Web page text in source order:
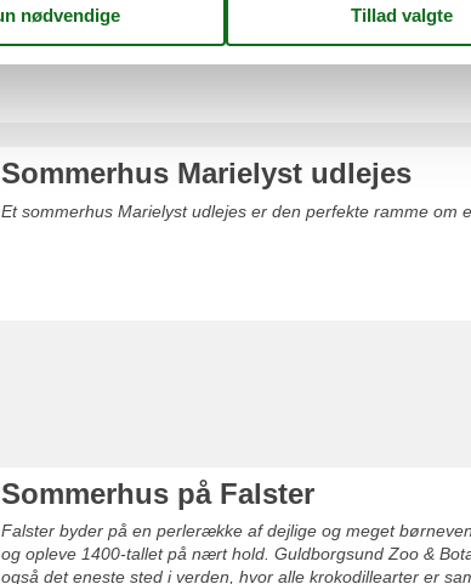
Et sommerhus til leje Marielyst privat er den perfekte
Sommerhus Marielyst udlejes
Et sommerhus Marielyst udlejes er den perfekte ramme om
Sommerhus på Falster
Falster byder på en perlerække af dejlige og meget
og opleve 1400-tallet på nært hold. Guldborgsund Zoo &
også det eneste sted i verden, hvor alle krokodillearter er